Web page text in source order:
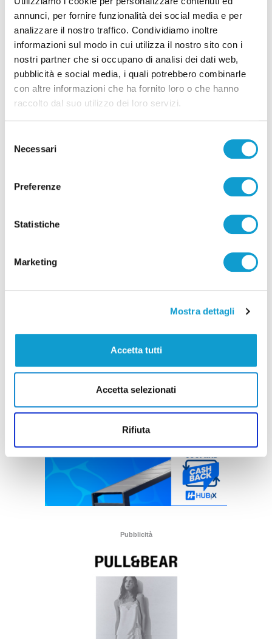
annunci, per fornire funzionalità dei social media e per
analizzare il nostro traffico. Condividiamo inoltre
informazioni sul modo in cui utilizza il nostro sito con i
nostri partner che si occupano di analisi dei dati web,
pubblicità e social media, i quali potrebbero combinarle
con altre informazioni che ha fornito loro o che hanno
raccolto dal suo utilizzo dei loro servizi.
delNecessari
Preferenze
Statistiche
Marketing
Mostra dettagli
Accetta tutti
Accetta selezionati
Rifiuta
alla Triestina
di Pierluigi Dorotei
Pubblicità